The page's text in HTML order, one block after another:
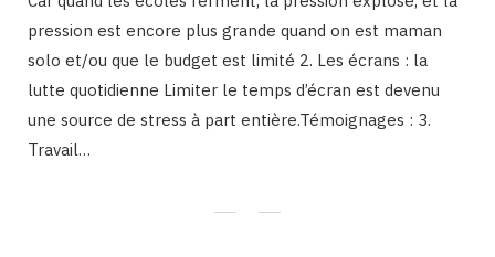
pression est encore plus grande quand on est maman
solo et/ou que le budget est limité 2. Les écrans : la
lutte quotidienne Limiter le temps d’écran est devenu
une source de stress à part entière.Témoignages : 3.
Travail…